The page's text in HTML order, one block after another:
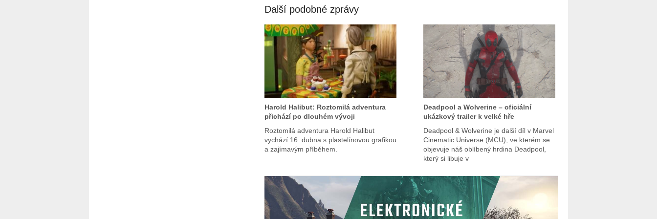
Další podobné zprávy
Harold Halibut: Roztomilá adventura
přichází po dlouhém vývoji
Roztomilá adventura Harold Halibut
vychází 16. dubna s plastelínovou grafikou
a zajímavým příběhem.
Deadpool a Wolverine – oficiální
ukázkový trailer k velké hře
Deadpool & Wolverine je další díl v Marvel
Cinematic Universe (MCU), ve kterém se
objevuje náš oblíbený hrdina Deadpool,
který si libuje v